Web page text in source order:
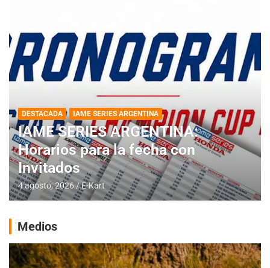
DESTACADA IAME SERIES ARGENTINA
IAME SERIES ARGENTINA:
Horarios para la fecha con
Invitados
4 agosto, 2026 E-Kart
Medios